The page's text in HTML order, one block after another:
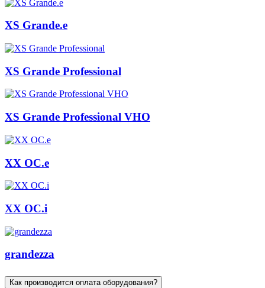
XS Grande.e
XS Grande Professional
XS Grande Professional VHO
XX OC.e
XX ОС.i
grandezza
Как производится оплата оборудования?